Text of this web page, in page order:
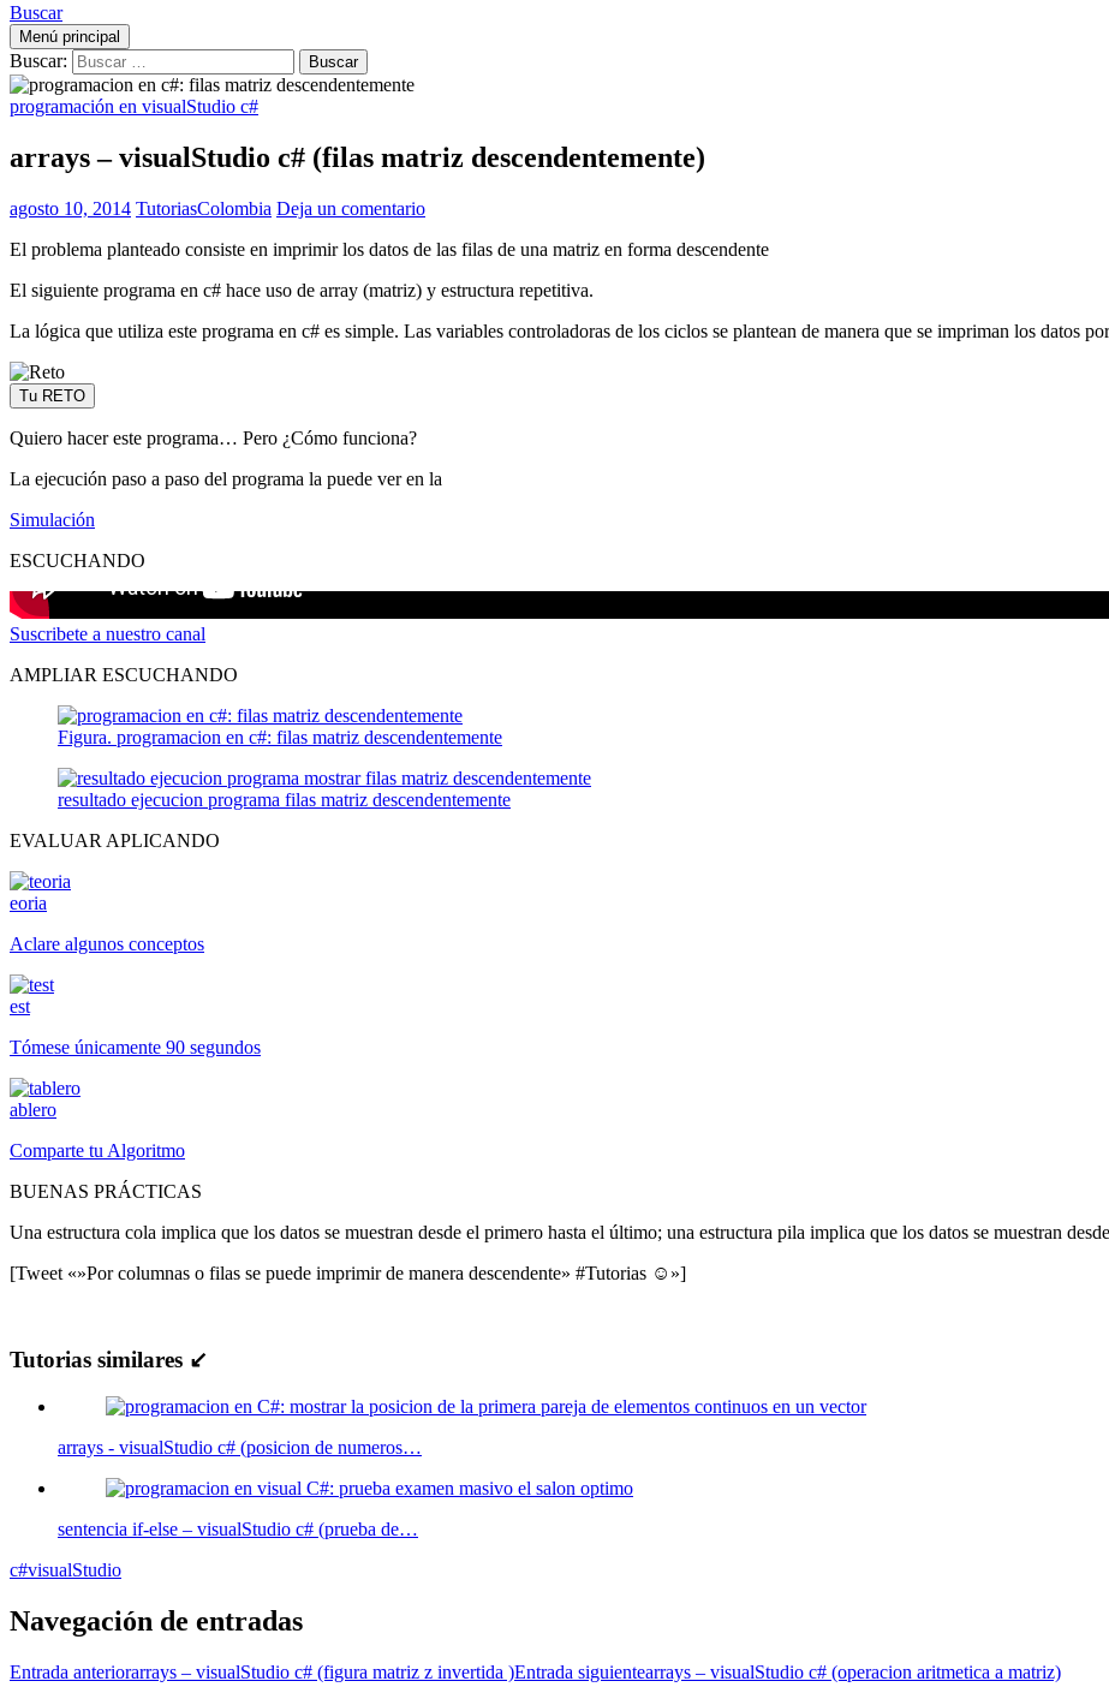
Buscar
Menú principal
Buscar:
programación en visualStudio c#
arrays – visualStudio c# (filas matriz descendentemente)
agosto 10, 2014 TutoriasColombia Deja un comentario
El problema planteado consiste en imprimir los datos de las filas de una matriz en forma descendente
El siguiente programa en c# hace uso de array (matriz) y estructura repetitiva.
La lógica que utiliza este programa en c# es simple. Las variables controladoras de los ciclos se plantean de manera que se impriman los datos
Tu RETO
Quiero hacer este programa… Pero ¿Cómo funciona?
La ejecución paso a paso del programa la puede ver en la
Simulación
ESCUCHANDO
Suscribete a nuestro canal
AMPLIAR ESCUCHANDO
Figura. programacion en c#: filas matriz descendentemente
resultado ejecucion programa filas matriz descendentemente
EVALUAR APLICANDO
eoria
Aclare algunos conceptos
est
Tómese únicamente 90 segundos
ablero
Comparte tu Algoritmo
BUENAS PRÁCTICAS
Una estructura cola implica que los datos se muestran desde el primero hasta el último; una estructura pila implica que los datos se muestran
[Tweet «»Por columnas o filas se puede imprimir de manera descendente» #Tutorias ☺»]
Tutorias similares ↙
arrays - visualStudio c# (posicion de numeros…
sentencia if-else – visualStudio c# (prueba de…
c#visualStudio
Navegación de entradas
Entrada anteriorarrays – visualStudio c# (figura matriz z invertida )Entrada siguientearrays – visualStudio c# (operacion aritmetica a matriz)